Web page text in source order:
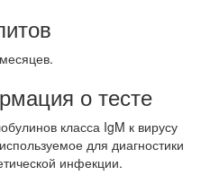
о тесте
класса IgM к вирусу
для диагностики
инфекции.